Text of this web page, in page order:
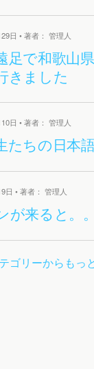
日 • 著者： 管理人
足で和歌山
きました
日 • 著者： 管理人
たちの日本
日 • 著者： 管理人
が来ると。。
ゴリーからもっ